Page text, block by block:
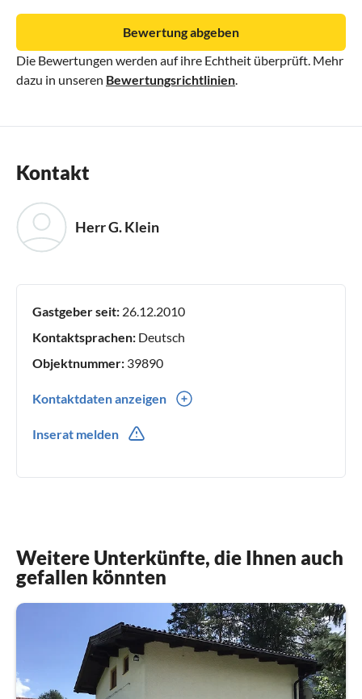
Die Bewertungen werden auf ihre Echtheit überprüft. Mehr
dazu in unseren Bewertungsrichtlinien
Bewertung abgeben
Kontakt
Herr G. Klein
Gastgeber seit: 26.12.2010
Kontaktsprachen: Deutsch
Objektnummer: 39890
Kontaktdaten anzeigen
Inserat melden
Weitere Unterkünfte, die Ihnen auch
gefallen könnten